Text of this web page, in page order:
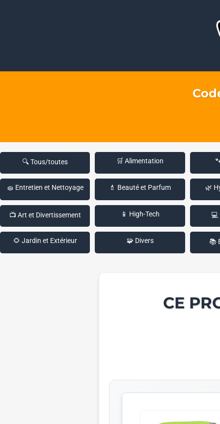
🔍 Tous/toutes 🛒 Alimentation
🧽 Entretien et Nettoyage 💄 Beauté et Parfum 🌿
📺 Art et Divertissement 📱 High-Tech 💻
🌻 Jardin et Extérieur 🧩 Divers 📚
CE